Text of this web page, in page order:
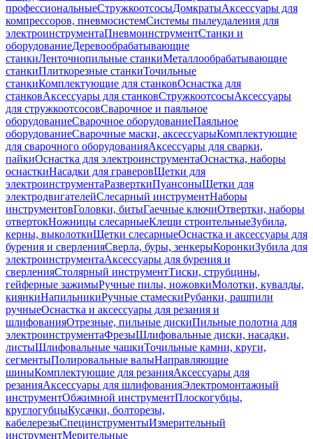
профессиональныеСтружкоотсосыДомкратыАксессуары для
компрессоров, пневмосистемСистемы пылеудаления для
электроинструментаПневмоинструментСтанки и
оборудованиеДеревообрабатывающие
станкиЛенточнопильные станкиМеталлообрабатывающие
станкиПлиткорезные станкиТочильные
станкиКомплектующие для станковОснастка для
станковАксессуары для станковСтружкоотсосыАксессуары
для стружкоотсосовСварочное и паяльное
оборудованиеСварочное оборудованиеПаяльное
оборудованиеСварочные маски, аксессуарыКомплектующие
для сварочного оборудованияАксессуары для сварки,
пайкиОснастка для электроинструментаОснастка, наборы
оснасткиНасадки для граверовЩетки для
электроинструментаРазверткиПуансоныЩетки для
электродвигателейСлесарный инструментНаборы
инструментовГоловки, битыГаечные ключиОтвертки, наборы
отвертокНожницы слесарныеКлещи строительныеЗубила,
керны, выколоткиЩетки слесарныеОснастка и аксессуары для
бурения и сверленияСверла, буры, зенкерыКоронкиЗубила для
электроинструментаАксессуары для бурения и
сверленияСтолярный инструментТиски, струбцины,
гейферные зажимыРучные пилы, ножовкиМолотки, кувалды,
киянкиНапильникиРучные стамескиРубанки, рашпили
ручныеОснастка и аксессуары для резания и
шлифованияОтрезные, пильные дискиПильные полотна для
электроинструментаФрезыШлифовальные диски, насадки,
листыШлифовальные чашкиТочильные камни, круги,
сегментыПолировальные валыНаправляющие
шиныКомплектующие для резанияАксессуары для
резанияАксессуары для шлифованияЭлектромонтажный
инструментОбжимной инструментПлоскогубцы,
круглогубцыКусачки, болторезы,
кабелерезыСпецинструментыИзмерительный
инструментМерительные